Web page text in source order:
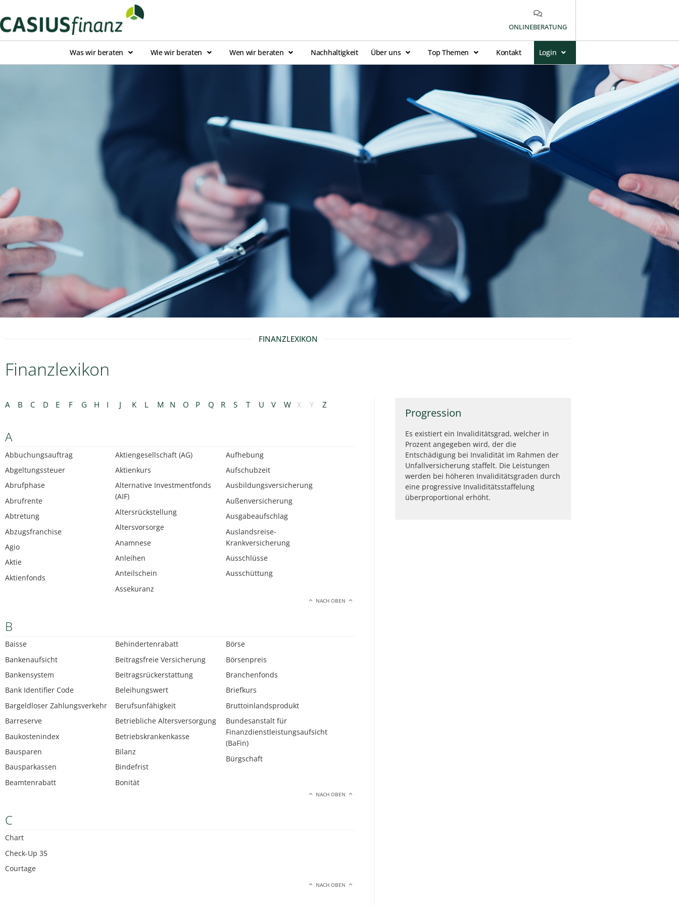
ONLINEBERATUNG
Was wir beraten Wie wir beraten Wen wir beraten Nachhaltigkeit Über uns Top Themen Kontakt Login
FINANZLEXIKON
Finanzlexikon
A B C D E F G H I J K L M N O P Q R S T U V W X Y Z
A
Abbuchungsauftrag
Abgeltungssteuer
Abrufphase
Abrufrente
Abtretung
Abzugsfranchise
Agio
Aktie
Aktienfonds
Aktiengesellschaft (AG)
Aktienkurs
Alternative Investmentfonds
(AIF)
Altersrückstellung
Altersvorsorge
Anamnese
Anleihen
Anteilschein
Assekuranz
Aufhebung
Aufschubzeit
Ausbildungsversicherung
Außenversicherung
Ausgabeaufschlag
Auslandsreise-
Krankversicherung
Ausschlüsse
Ausschüttung
NACH OBEN
B
Baisse
Bankenaufsicht
Bankensystem
Bank Identifier Code
Bargeldloser Zahlungsverkehr
Barreserve
Baukostenindex
Bausparen
Bausparkassen
Beamtenrabatt
Behindertenrabatt
Beitragsfreie Versicherung
Beitragsrückerstattung
Beleihungswert
Berufsunfähigkeit
Betriebliche Altersversorgung
Betriebskrankenkasse
Bilanz
Bindefrist
Bonität
Börse
Börsenpreis
Branchenfonds
Briefkurs
Bruttoinlandsprodukt
Bundesanstalt für
Finanzdienstleistungsaufsicht
(BaFin)
Bürgschaft
NACH OBEN
C
Chart
Check-Up 35
Courtage
NACH OBEN
Progression
Es existiert ein Invaliditätsgrad, welcher in
Prozent angegeben wird, der die
Entschädigung bei Invalidität im Rahmen der
Unfallversicherung staffelt. Die Leistungen
werden bei höheren Invaliditätsgraden durch
eine progressive Invaliditätsstaffelung
überproportional erhöht.